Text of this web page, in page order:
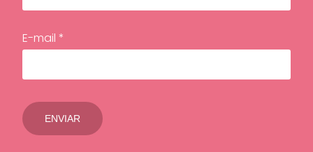
E-mail *